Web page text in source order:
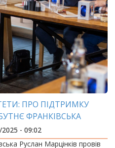
ПРО ПІДТРИМКУ
ФРАНКІВСЬКА
- 09:02
Руслан Марцінків провів